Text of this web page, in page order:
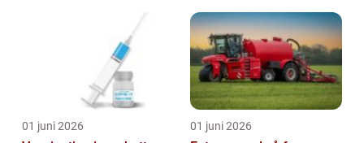
01 juni 2026 01 juni 2026